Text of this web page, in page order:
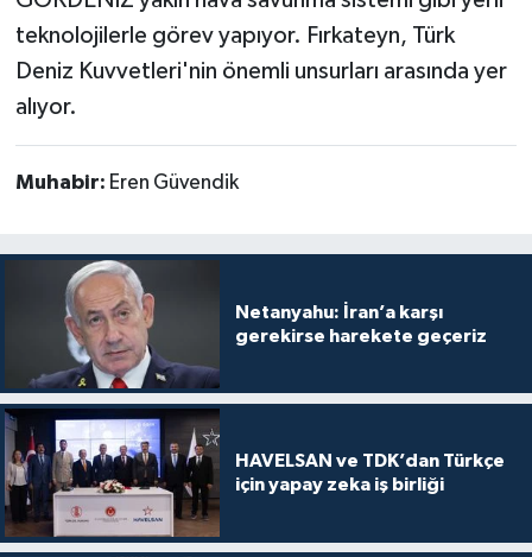
teknolojilerle görev yapıyor. Fırkateyn, Türk
Deniz Kuvvetleri'nin önemli unsurları arasında yer
alıyor.
Muhabir: Eren Güvendik
Netanyahu: İran’a karşı
gerekirse harekete geçeriz
HAVELSAN ve TDK’dan Türkçe
için yapay zeka iş birliği